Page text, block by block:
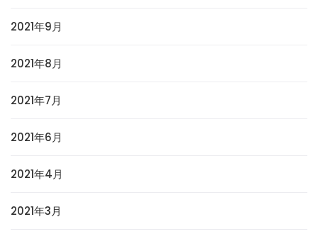
2021年9月
2021年8月
2021年7月
2021年6月
2021年4月
2021年3月